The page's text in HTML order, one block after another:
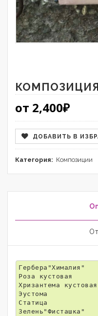
от 2,400₽
ДОБАВИТЬ В
Категория: Композиции
Гербера"Хималия"
Роза кустовая
Хризантема кустовая
Эустома
Статица
Зелень"Фисташка"